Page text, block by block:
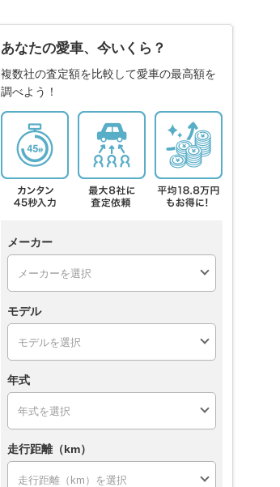
あなたの愛車、今いくら？
複数社の査定額を比較して愛車の最高額を
調べよう！
メーカー
モデル
年式
走行距離（km）